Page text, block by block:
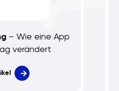
– Wie eine App
verändert